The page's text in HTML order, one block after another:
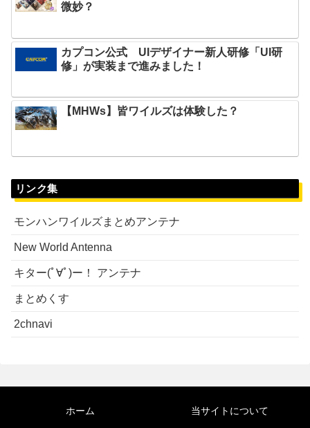
微妙？
カプコン公式 UIデザイナー新人研修「UI研
修」が実装まで進みました！
【MHWs】皆ワイルズは体験した？
リンク集
モンハンワイルズまとめアンテナ
New World Antenna
キター(ﾟ∀ﾟ)ー！ アンテナ
まとめくす
2chnavi
ホーム 当サイトについて